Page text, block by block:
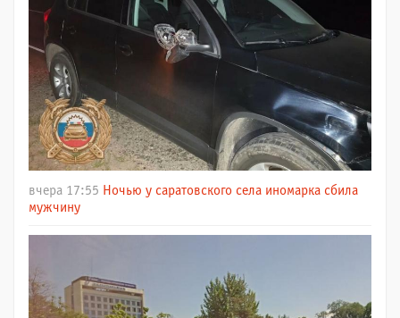
вчера 17:55 Ночью у саратовского села иномарка сбила
мужчину